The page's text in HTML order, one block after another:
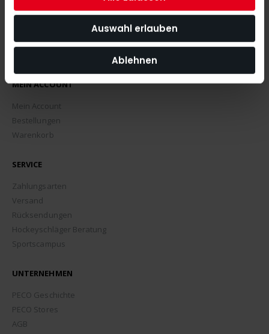
Auswahl erlauben
Ablehnen
MEIN ACCOUNT
Mein Account
Bestellungen
Warenkorb
SERVICE
Zahlungsarten
Versand
Rücksendungen
Hockeyschläger Beratung
Sportscampus
UNTERNEHMEN
PECO Geschichte
PECO Stores
AGB